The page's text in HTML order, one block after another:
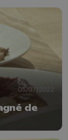
05/07/2022
de